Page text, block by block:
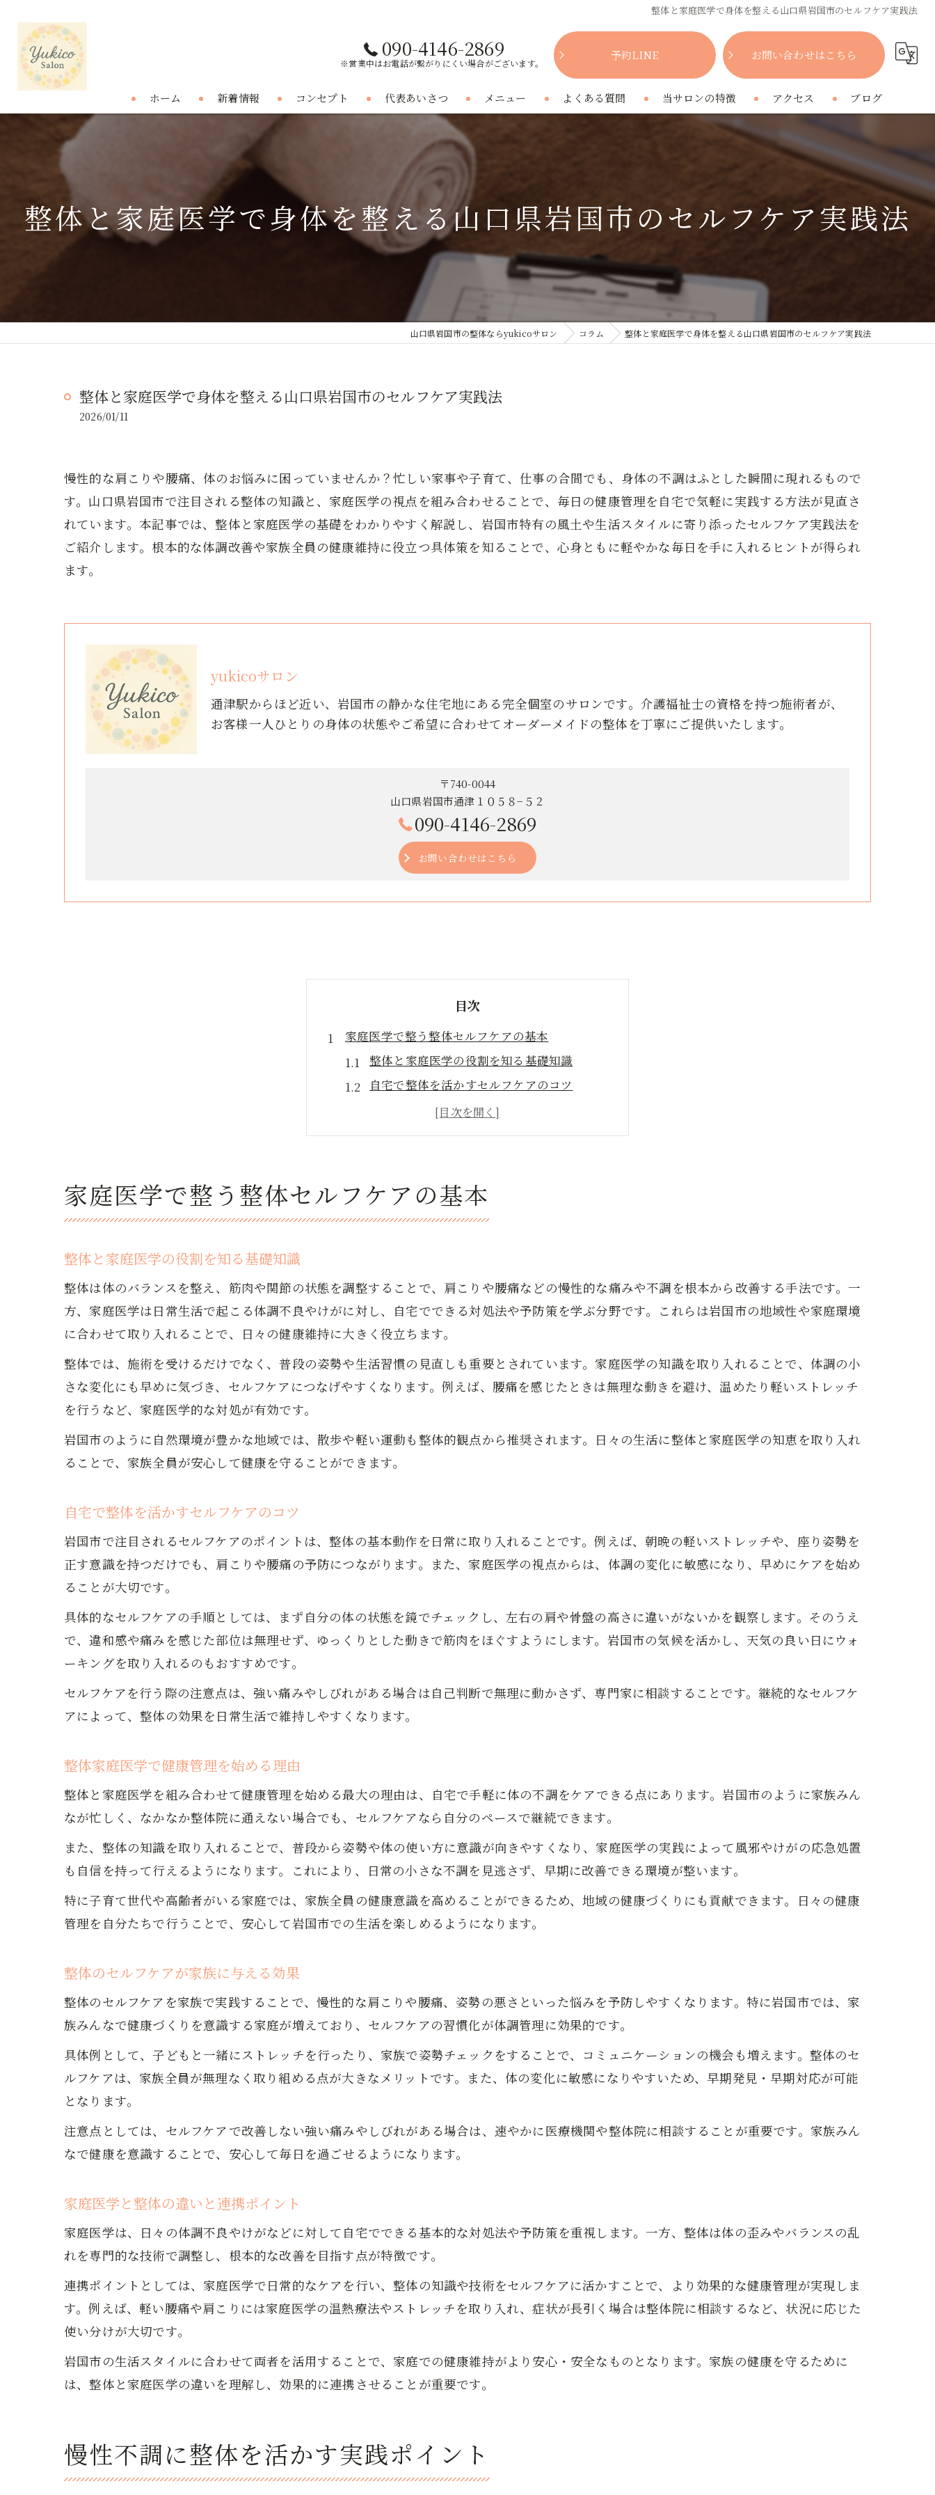
整体と家庭医学で身体を整える山口県岩国市のセルフケア実践法
090-4146-2869
※営業中はお電話が繋がりにくい場合がございます。
予約LINE お問い合わせはこちら
ホーム 新着情報 コンセプト 代表あいさつ メニュー よくある質問 当サロンの特徴
腰痛
プライベートサロン
アクセス ブログ
コラム
整体と家庭医学で身体を整える山口県岩国市のセルフケア実践法
山口県岩国市の整体ならyukicoサロン コラム 整体と家庭医学で身体を整える山口県岩国市のセルフケア実践法
整体と家庭医学で身体を整える山口県岩国市のセルフケア実践法
2026/01/11
慢性的な肩こりや腰痛、体のお悩みに困っていませんか？忙しい家事や子育て、仕事の合間でも、身体の不調はふとした瞬間に現れるもので
す。山口県岩国市で注目される整体の知識と、家庭医学の視点を組み合わせることで、毎日の健康管理を自宅で気軽に実践する方法が見直さ
れています。本記事では、整体と家庭医学の基礎をわかりやすく解説し、岩国市特有の風土や生活スタイルに寄り添ったセルフケア実践法を
ご紹介します。根本的な体調改善や家族全員の健康維持に役立つ具体策を知ることで、心身ともに軽やかな毎日を手に入れるヒントが得られ
ます。
yukicoサロン
通津駅からほど近い、岩国市の静かな住宅地にある完全個室のサロンです。介護福祉士の資格を持つ施術者が、
お客様一人ひとりの身体の状態やご希望に合わせてオーダーメイドの整体を丁寧にご提供いたします。
〒740-0044
山口県岩国市通津１０５８−５２
090-4146-2869
お問い合わせはこちら
目次
家庭医学で整う整体セルフケアの基本
整体と家庭医学の役割を知る基礎知識
自宅で整体を活かすセルフケアのコツ
整体家庭医学で健康管理を始める理由
整体のセルフケアが家族に与える効果
慢性不調に整体を活かす実践ポイント
整体が慢性不調改善に効果的な理由
慢性の腰痛や肩こりに整体ができること
整体家庭医学が選ばれる実践例を紹介
整体家庭医学で姿勢改善を目指す方法
家庭医学から学ぶ姿勢改善の重要性
整体による日常動作の見直しポイント
家族で学ぶ整体的生活習慣のポイント
整体が子どもや高齢者にも役立つ理由
肩こり腰痛には家庭医学と整体の知恵が効く
整体で肩こり腰痛を和らげる実践方法
なぜ整体が肩こり腰痛改善に有効なのか
整体家庭医学が導く原因別アプローチ
整体で日常疲労をリセットする基本法則
家庭医学の知識を活かした整体的習慣
整体セルフケアで疲れを翌日に残さない
整体と簡単体操の組み合わせで疲労回復
家庭医学で整う整体セルフケアの基本
整体と家庭医学の役割を知る基礎知識
整体は体のバランスを整え、筋肉や関節の状態を調整することで、肩こりや腰痛などの慢性的な痛みや不調を根本から改善する手法です。一
方、家庭医学は日常生活で起こる体調不良やけがに対し、自宅でできる対処法や予防策を学ぶ分野です。これらは岩国市の地域性や家庭環境
に合わせて取り入れることで、日々の健康維持に大きく役立ちます。
整体では、施術を受けるだけでなく、普段の姿勢や生活習慣の見直しも重要とされています。家庭医学の知識を取り入れることで、体調の小
さな変化にも早めに気づき、セルフケアにつなげやすくなります。例えば、腰痛を感じたときは無理な動きを避け、温めたり軽いストレッチ
を行うなど、家庭医学的な対処が有効です。
岩国市のように自然環境が豊かな地域では、散歩や軽い運動も整体的観点から推奨されます。日々の生活に整体と家庭医学の知恵を取り入れ
ることで、家族全員が安心して健康を守ることができます。
自宅で整体を活かすセルフケアのコツ
岩国市で注目されるセルフケアのポイントは、整体の基本動作を日常に取り入れることです。例えば、朝晩の軽いストレッチや、座り姿勢を
正す意識を持つだけでも、肩こりや腰痛の予防につながります。また、家庭医学の視点からは、体調の変化に敏感になり、早めにケアを始め
ることが大切です。
具体的なセルフケアの手順としては、まず自分の体の状態を鏡でチェックし、左右の肩や骨盤の高さに違いがないかを観察します。そのうえ
で、違和感や痛みを感じた部位は無理せず、ゆっくりとした動きで筋肉をほぐすようにします。岩国市の気候を活かし、天気の良い日にウォ
ーキングを取り入れるのもおすすめです。
セルフケアを行う際の注意点は、強い痛みやしびれがある場合は自己判断で無理に動かさず、専門家に相談することです。継続的なセルフケ
アによって、整体の効果を日常生活で維持しやすくなります。
整体家庭医学で健康管理を始める理由
整体と家庭医学を組み合わせて健康管理を始める最大の理由は、自宅で手軽に体の不調をケアできる点にあります。岩国市のように家族みん
なが忙しく、なかなか整体院に通えない場合でも、セルフケアなら自分のペースで継続できます。
また、整体の知識を取り入れることで、普段から姿勢や体の使い方に意識が向きやすくなり、家庭医学の実践によって風邪やけがの応急処置
も自信を持って行えるようになります。これにより、日常の小さな不調を見逃さず、早期に改善できる環境が整います。
特に子育て世代や高齢者がいる家庭では、家族全員の健康意識を高めることができるため、地域の健康づくりにも貢献できます。日々の健康
管理を自分たちで行うことで、安心して岩国市での生活を楽しめるようになります。
整体のセルフケアが家族に与える効果
整体のセルフケアを家族で実践することで、慢性的な肩こりや腰痛、姿勢の悪さといった悩みを予防しやすくなります。特に岩国市では、家
族みんなで健康づくりを意識する家庭が増えており、セルフケアの習慣化が体調管理に効果的です。
具体例として、子どもと一緒にストレッチを行ったり、家族で姿勢チェックをすることで、コミュニケーションの機会も増えます。整体のセ
ルフケアは、家族全員が無理なく取り組める点が大きなメリットです。また、体の変化に敏感になりやすいため、早期発見・早期対応が可能
となります。
注意点としては、セルフケアで改善しない強い痛みやしびれがある場合は、速やかに医療機関や整体院に相談することが重要です。家族みん
なで健康を意識することで、安心して毎日を過ごせるようになります。
家庭医学と整体の違いと連携ポイント
家庭医学は、日々の体調不良やけがなどに対して自宅でできる基本的な対処法や予防策を重視します。一方、整体は体の歪みやバランスの乱
れを専門的な技術で調整し、根本的な改善を目指す点が特徴です。
連携ポイントとしては、家庭医学で日常的なケアを行い、整体の知識や技術をセルフケアに活かすことで、より効果的な健康管理が実現しま
す。例えば、軽い腰痛や肩こりには家庭医学の温熱療法やストレッチを取り入れ、症状が長引く場合は整体院に相談するなど、状況に応じた
使い分けが大切です。
岩国市の生活スタイルに合わせて両者を活用することで、家庭での健康維持がより安心・安全なものとなります。家族の健康を守るために
は、整体と家庭医学の違いを理解し、効果的に連携させることが重要です。
慢性不調に整体を活かす実践ポイント